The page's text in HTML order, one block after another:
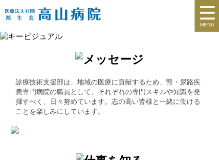
MENU
診療技術支援部は、地域の医療に貢献するため、腎・尿路疾
患専門病院の職員として、それぞれの専門スキルや知識を発
揮すべく、日々努めています。志の高い皆様と一緒に働ける
ことを楽しみにしています。